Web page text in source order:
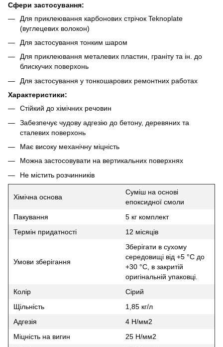
Сфери застосування:
Для приклеювання карбонових стрічок Teknoplate
(вуглецевих волокон)
Для застосування тонким шаром
Для приклеювання металевих пластин, граніту та ін. до
блискучих поверхонь
Для застосування у тонкошарових ремонтних работах
Характеристики:
Стійкий до хімічних речовин
Забезпечує чудову адгезію до бетону, деревяних та
сталевих поверхонь
Має високу механічну міцність
Можна застосовувати на вертикальних поверхнях
Не містить розчинників
Хімічна основа
Суміш на основі
епоксидної смоли
Пакування
5 кг комплект
Термін придатності
12 місяців
Умови зберігання
Зберігати в сухому
середовищі від +5 °C до
+30 °C, в закритій
оригінальній упаковці.
Колір
Сірий
Щільність
1,85 кг/л
Адгезія
4 Н/мм2
Міцність на вигин
25 Н/мм2